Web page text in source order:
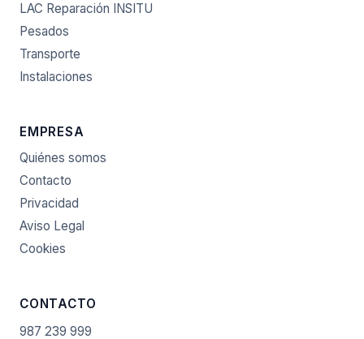
LAC Reparación INSITU
Pesados
Transporte
Instalaciones
EMPRESA
Quiénes somos
Contacto
Privacidad
Aviso Legal
Cookies
CONTACTO
987 239 999